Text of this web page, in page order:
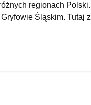
regionach
Śląskim. Tutaj